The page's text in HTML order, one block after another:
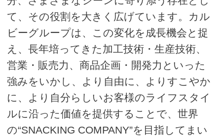
て、その役割を大きく広げています。カル
ビーグループは、この変化を成長機会と捉
え、長年培ってきた加工技術・生産技術、
営業・販売力、商品企画・開発力といった
強みをいかし、より自由に、よりすこやか
に、より自分らしいお客様のライフスタイ
ルに沿った価値を提供することで、世界
の“SNACKING COMPANY”を目指してまい